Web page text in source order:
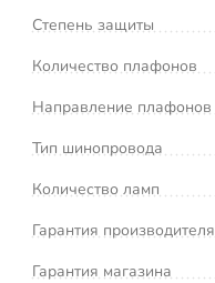
Степень защиты
Количество плафонов
Направление плафонов
Тип шинопровода
Количество ламп
Гарантия производителя
Гарантия магазина